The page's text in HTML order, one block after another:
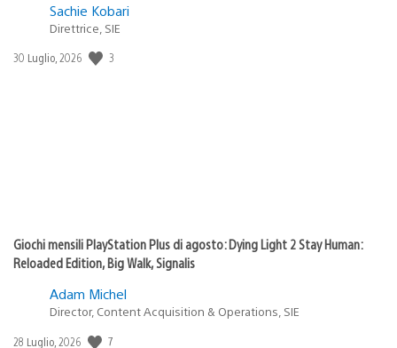
Sachie Kobari
Direttrice, SIE
Data
30 Luglio, 2026 3
Giochi mensili PlayStation Plus di agosto: Dying Light 2 Stay Human:
Reloaded Edition, Big Walk, Signalis
Adam Michel
Director, Content Acquisition & Operations, SIE
Data
28 Luglio, 2026 7